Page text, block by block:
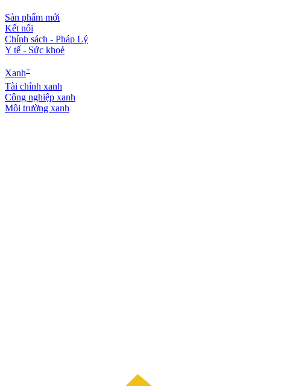
Sản phẩm mới
Kết nối
Chính sách - Pháp Lý
Y tế - Sức khoẻ
Xanh+
Tài chính xanh
Công nghiệp xanh
Môi trường xanh